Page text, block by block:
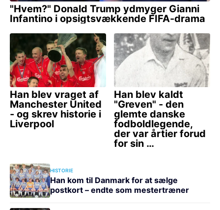
HISTORIE
Han kom til Danmark for at sælge
postkort – endte som mestertræner